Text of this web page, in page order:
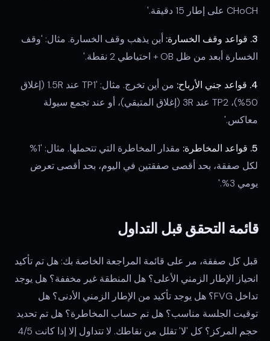
CHoCH على إطار 15 دقيقة.'
3. قواعد وقف الخسارة:
أين يذهب وقف الخسارة. مثال: 'وقف
الخسارة أبعد من ظل OB + احتياطي 2 نقطة.'
4. قواعد جني الأرباح:
من أين تخرج. مثال: 'TP1 عند 1.5R (إغلاق
50%)، TP2 عند 3R (إغلاق المتبقي)، أو عند تجمع سيولة
معاكس.'
5. قواعد المخاطرة:
مقدار المخاطرة التي تتحملها. مثال: '1%
لكل صفقة، بحد أقصى صفقتين في اليوم، بحد أقصى تعرض
يومي 3%.'
قائمة التحقق قبل التداول
قبل كل صفقة، مر على قائمة المراجعة الخاصة بك: هل تم تأكيد
انحياز الإطار الزمني الأعلى؟ هل المنطقة غير مخففة؟ هل يوجد
تداخل FVG؟ هل يوجد تأكيد من الإطار الزمني الأدنى؟ هل
توقيت الجلسة مناسب؟ هل تم حساب المخاطرة؟ هل تم تحديد
حجم المركز؟ كل 'لا' تقلل من نقاطك. لا تتداول إلا إذا كانت 4/5